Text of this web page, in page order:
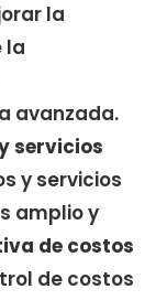
la
la
avanzada.
servicios
y servicios
amplio y
de costos
de costos